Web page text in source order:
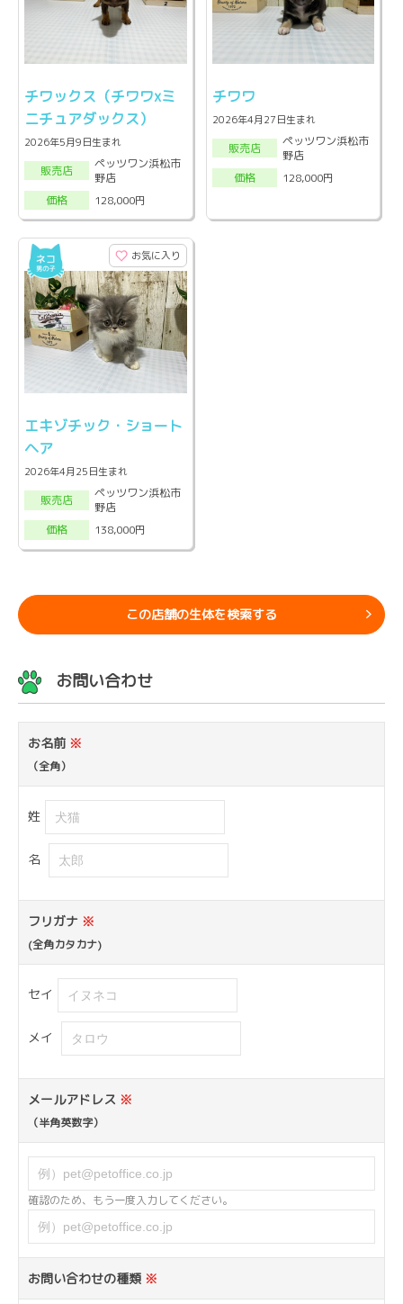
チワックス（チワワxミ
ニチュアダックス）
2026年5月9日生まれ
販売店
ペッツワン浜松市
野店
価格
128,000円
チワワ
2026年4月27日生まれ
販売店
ペッツワン浜松市
野店
価格
128,000円
お気に入り
エキゾチック・ショート
ヘア
2026年4月25日生まれ
販売店
ペッツワン浜松市
野店
価格
138,000円
この店舗の生体を検索する
お問い合わせ
お名前 ※
（全角）
姓
名
フリガナ ※
(全角カタカナ)
セイ
メイ
メールアドレス ※
（半角英数字）
確認のため、もう一度入力してください。
お問い合わせの種類 ※